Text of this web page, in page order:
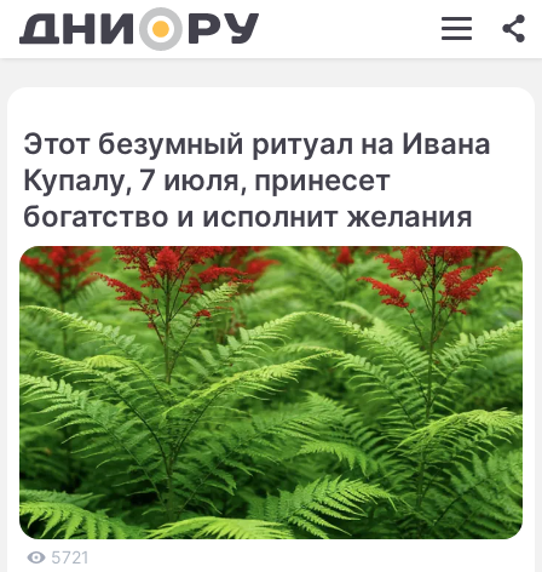
ШОУ-БИЗНЕС
КИНО
ЗДОРОВЬЕ
ЭКОНОМИКА
ПРОИСШЕСТВИЯ
СОННИК
СТИЛЬ ЖИЗНИ
СЕРИАЛЫ
ИГРЫ
Этот безумный ритуал на Ивана
Купалу, 7 июля, принесет
богатство и исполнит желания
5721